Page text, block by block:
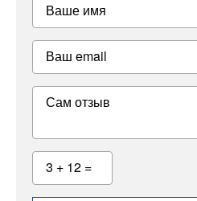
Ваше имя
Ваш email
Сам отзыв
3 + 12 =